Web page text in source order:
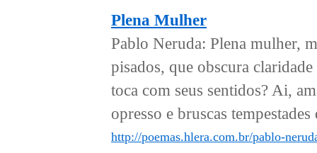
Plena Mulher
Pablo Neruda: Plena mulher,
pisados, que obscura
toca com seus sentidos? Ai,
opresso e bruscas
http://poemas.hlera.com.br/pablo-